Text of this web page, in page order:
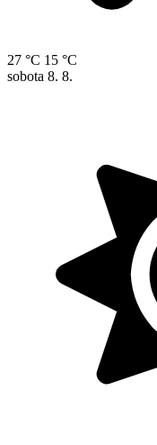
27 °C 15 °C
sobota 8. 8.